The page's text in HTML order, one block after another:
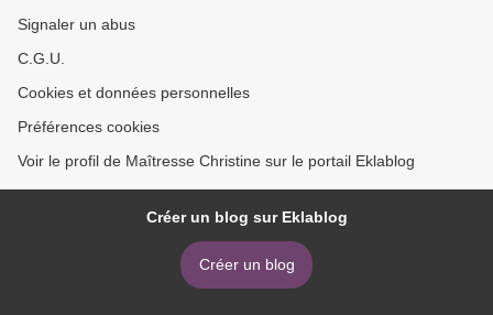
Signaler un abus
C.G.U.
Cookies et données personnelles
Préférences cookies
Voir le profil de Maîtresse Christine sur le portail Eklablog
Créer un blog sur Eklablog
Créer un blog